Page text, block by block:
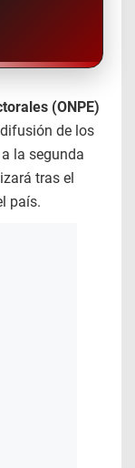
(ONPE)
de los
la segunda
tras el
país.